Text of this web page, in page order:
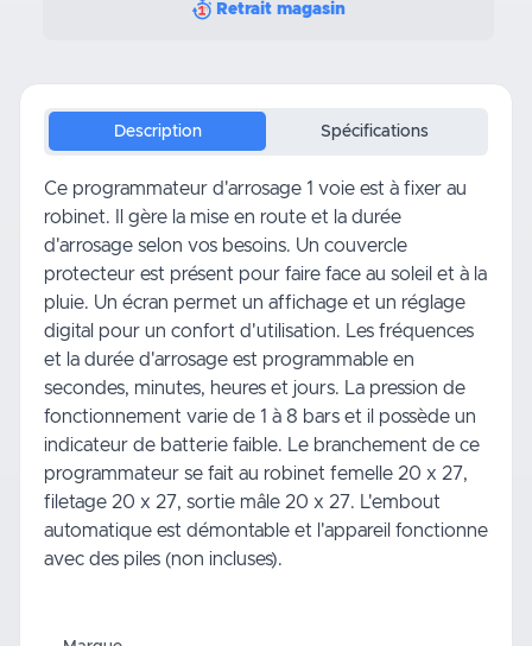
Retrait magasin
Description Spécifications
Ce programmateur d'arrosage 1 voie est à fixer au
robinet. Il gère la mise en route et la durée
d'arrosage selon vos besoins. Un couvercle
protecteur est présent pour faire face au soleil et à la
pluie. Un écran permet un affichage et un réglage
digital pour un confort d'utilisation. Les fréquences
et la durée d'arrosage est programmable en
secondes, minutes, heures et jours. La pression de
fonctionnement varie de 1 à 8 bars et il possède un
indicateur de batterie faible. Le branchement de ce
programmateur se fait au robinet femelle 20 x 27,
filetage 20 x 27, sortie mâle 20 x 27. L'embout
automatique est démontable et l'appareil fonctionne
avec des piles (non incluses).